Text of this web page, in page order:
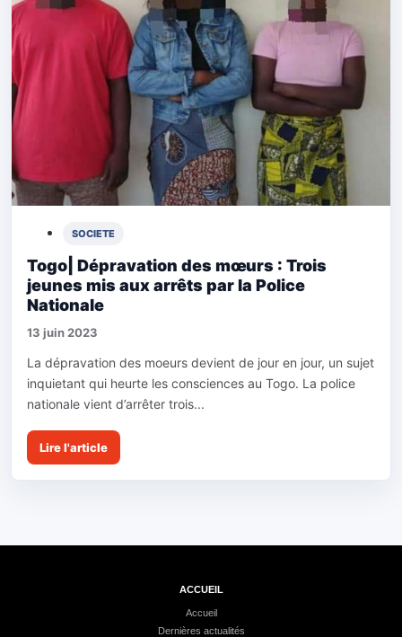
SOCIETE
Togo| Dépravation des mœurs : Trois
jeunes mis aux arrêts par la Police
Nationale
13 juin 2023
La dépravation des moeurs devient de jour en jour, un sujet
inquietant qui heurte les consciences au Togo. La police
nationale vient d’arrêter trois...
Lire l'article
ACCUEIL
Accueil
Dernières actualités